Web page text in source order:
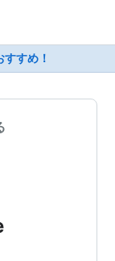
すめ！